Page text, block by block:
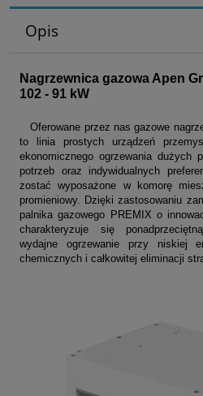
Opis
Nagrzewnica gazowa Apen
102 - 91 kW
Oferowane przez nas gazowe
to linia prostych urządzeń
ekonomicznego ogrzewania dużych
potrzeb oraz indywidualnych
zostać wyposażone w komorę
promieniowy. Dzięki zastosowaniu
palnika gazowego PREMIX o
charakteryzuje się
wydajne ogrzewanie przy niskiej
chemicznych i całkowitej eliminacji